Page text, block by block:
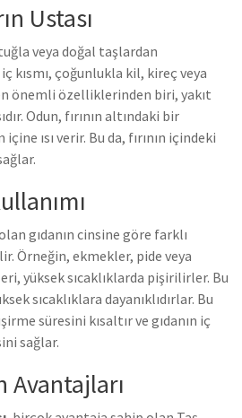
Ustası
veya doğal taşlardan
iç kısmı, çoğunlukla kil, kireç veya
önemli özelliklerinden biri, yakıt
Odun, fırının altındaki bir
içine ısı verir. Bu da, fırının içindeki
gıdanın cinsine göre farklı
Örneğin, ekmekler, pide veya
yüksek sıcaklıklarda pişirilirler. Bu
sıcaklıklara dayanıklıdırlar. Bu
süresini kısaltır ve gıdanın iç
sağlar.
Avantajları